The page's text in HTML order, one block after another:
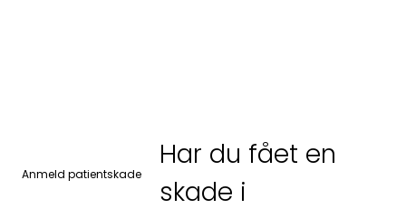
Anmeld patientskade
Har du fået en
skade i